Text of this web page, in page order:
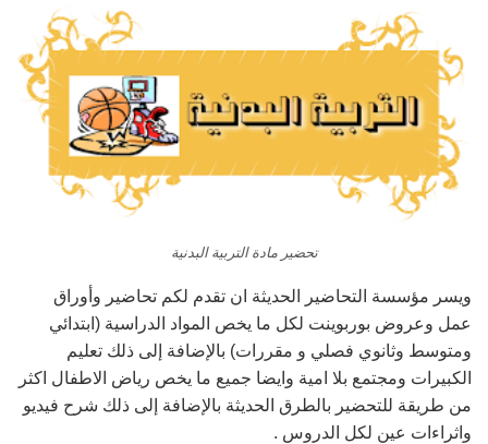
تحضير مادة التربية البدنية
ويسر مؤسسة التحاضير الحديثة ان تقدم لكم تحاضير وأوراق
عمل وعروض بوربوينت لكل ما يخص المواد الدراسية (ابتدائي
ومتوسط وثانوي فصلي و مقررات) بالإضافة إلى ذلك تعليم
الكبيرات ومجتمع بلا امية وايضا جميع ما يخص رياض الاطفال اكثر
من طريقة للتحضير بالطرق الحديثة بالإضافة إلى ذلك شرح فيديو
واثراءات عين لكل الدروس .